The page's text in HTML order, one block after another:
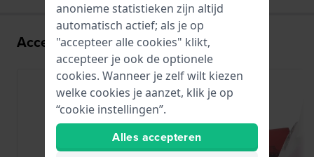
Accessoires voor het VH63 uurwerk:
anonieme statistieken zijn altijd
automatisch actief; als je op
"accepteer alle cookies" klikt,
accepteer je ook de optionele
cookies. Wanneer je zelf wilt kiezen
welke cookies je aanzet, klik je op
“cookie instellingen”.
Alles accepteren